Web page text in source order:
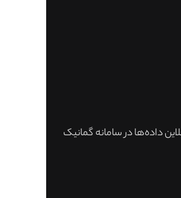
داده‌ها در سامانه گمانیک